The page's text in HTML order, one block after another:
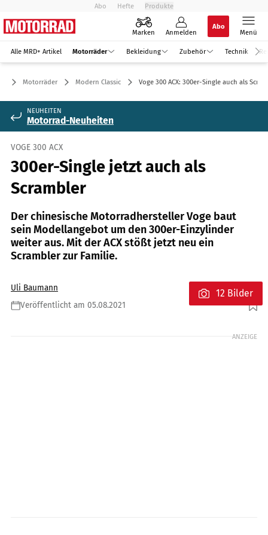
Abo Hefte Produkte
Marken Anmelden
Abo
Menü
Alle MRD+ Artikel Motorräder Bekleidung Zubehör Technik
Motorräder Modern Classic Voge 300 ACX: 300er-Single auch als
NEUHEITEN
Motorrad-Neuheiten
VOGE 300 ACX
300er-Single jetzt auch als
Scrambler
Der chinesische Motorradhersteller Voge baut
sein Modellangebot um den 300er-Einzylinder
weiter aus. Mit der ACX stößt jetzt neu ein
Scrambler zur Familie.
Uli Baumann
Veröffentlicht am 05.08.2021
Foto: Voge
12 Bilder
ANZEIGE